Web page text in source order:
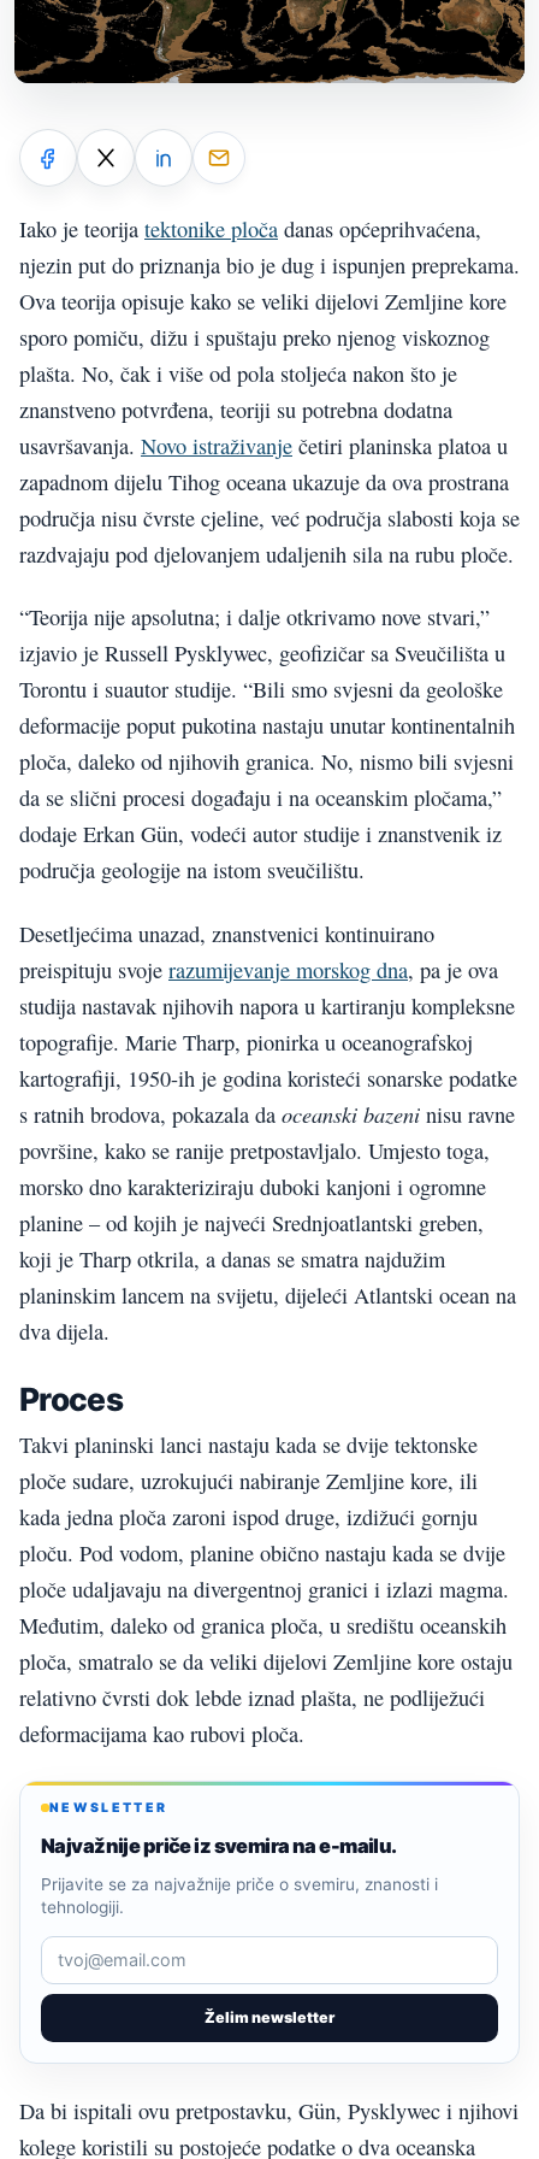
Iako je teorija tektonike ploča danas općeprihvaćena,
njezin put do priznanja bio je dug i ispunjen preprekama.
Ova teorija opisuje kako se veliki dijelovi Zemljine kore
sporo pomiču, dižu i spuštaju preko njenog viskoznog
plašta. No, čak i više od pola stoljeća nakon što je
znanstveno potvrđena, teoriji su potrebna dodatna
usavršavanja. Novo istraživanje četiri planinska platoa u
zapadnom dijelu Tihog oceana ukazuje da ova prostrana
područja nisu čvrste cjeline, već područja slabosti koja se
razdvajaju pod djelovanjem udaljenih sila na rubu ploče.
“Teorija nije apsolutna; i dalje otkrivamo nove stvari,”
izjavio je Russell Pysklywec, geofizičar sa Sveučilišta u
Torontu i suautor studije. “Bili smo svjesni da geološke
deformacije poput pukotina nastaju unutar kontinentalnih
ploča, daleko od njihovih granica. No, nismo bili svjesni
da se slični procesi događaju i na oceanskim pločama,”
dodaje Erkan Gün, vodeći autor studije i znanstvenik iz
područja geologije na istom sveučilištu.
Desetljećima unazad, znanstvenici kontinuirano
preispituju svoje razumijevanje morskog dna, pa je ova
studija nastavak njihovih napora u kartiranju kompleksne
topografije. Marie Tharp, pionirka u oceanografskoj
kartografiji, 1950-ih je godina koristeći sonarske podatke
s ratnih brodova, pokazala da oceanski bazeni nisu ravne
površine, kako se ranije pretpostavljalo. Umjesto toga,
morsko dno karakteriziraju duboki kanjoni i ogromne
planine – od kojih je najveći Srednjoatlantski greben,
koji je Tharp otkrila, a danas se smatra najdužim
planinskim lancem na svijetu, dijeleći Atlantski ocean na
dva dijela.
Proces
Takvi planinski lanci nastaju kada se dvije tektonske
ploče sudare, uzrokujući nabiranje Zemljine kore, ili
kada jedna ploča zaroni ispod druge, izdižući gornju
ploču. Pod vodom, planine obično nastaju kada se dvije
ploče udaljavaju na divergentnoj granici i izlazi magma.
Međutim, daleko od granica ploča, u središtu oceanskih
ploča, smatralo se da veliki dijelovi Zemljine kore ostaju
relativno čvrsti dok lebde iznad plašta, ne podliježući
deformacijama kao rubovi ploča.
NEWSLETTER
Najvažnije priče iz svemira na e-mailu.
Želim newsletter
Prijavite se za najvažnije priče o svemiru, znanosti i
tehnologiji.
Da bi ispitali ovu pretpostavku, Gün, Pysklywec i njihovi
kolege koristili su postojeće podatke o dva oceanska